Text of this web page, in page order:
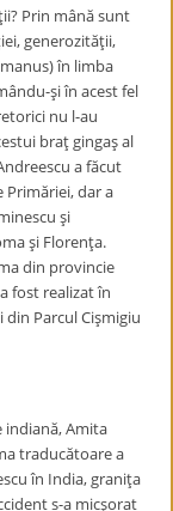
Prin mână sunt
generozităţii,
în limba
şi în acest fel
nu l-au
braţ gingaş al
a făcut
Primăriei, dar a
şi
şi Florenţa.
din provincie
fost realizat în
din Parcul Cişmigiu
indiană, Amita
traducătoare a
în India, graniţa
s-a micşorat